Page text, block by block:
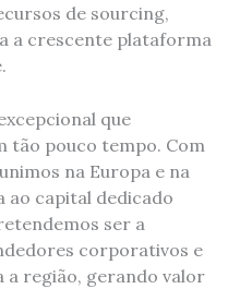
de sourcing,
a crescente plataforma
que
tão pouco tempo. Com
na Europa e na
ao capital dedicado
ser a
corporativos e
a região, gerando valor